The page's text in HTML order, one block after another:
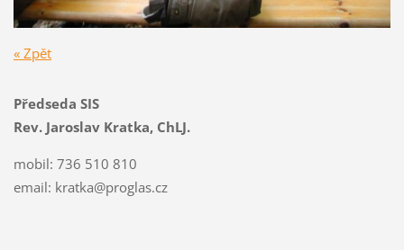
« Zpět
Předseda SIS
Rev. Jaroslav Kratka, ChLJ.
mobil: 736 510 810
email: kratka@proglas.cz